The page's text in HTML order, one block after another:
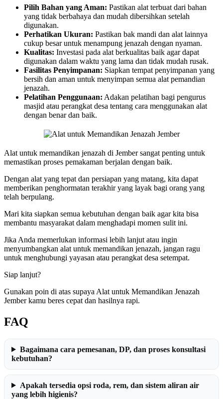
Pilih Bahan yang Aman: Pastikan alat terbuat dari bahan
yang tidak berbahaya dan mudah dibersihkan setelah
digunakan.
Perhatikan Ukuran: Pastikan bak mandi dan alat lainnya
cukup besar untuk menampung jenazah dengan nyaman.
Kualitas: Investasi pada alat berkualitas baik agar dapat
digunakan dalam waktu yang lama dan tidak mudah rusak.
Fasilitas Penyimpanan: Siapkan tempat penyimpanan yang
bersih dan aman untuk menyimpan semua alat pemandian
jenazah.
Pelatihan Penggunaan: Adakan pelatihan bagi pengurus
masjid atau perangkat desa tentang cara menggunakan alat
dengan benar dan baik.
Alat untuk memandikan jenazah di Jember sangat penting untuk
memastikan proses pemakaman berjalan dengan baik.
Dengan alat yang tepat dan persiapan yang matang, kita dapat
memberikan penghormatan terakhir yang layak bagi orang yang
telah berpulang.
Mari kita siapkan semua kebutuhan dengan baik agar kita bisa
membantu masyarakat dalam menghadapi momen sulit ini.
Jika Anda memerlukan informasi lebih lanjut atau ingin
menyumbangkan alat untuk memandikan jenazah, jangan ragu
untuk menghubungi yayasan atau perangkat desa setempat.
Siap lanjut?
Gunakan poin di atas supaya Alat untuk Memandikan Jenazah
Jember kamu beres cepat dan hasilnya rapi.
FAQ
Bagaimana cara pemesanan, DP, dan proses konsultasi
kebutuhan?
Apakah tersedia opsi roda, rem, dan sistem aliran air
yang lebih higienis?